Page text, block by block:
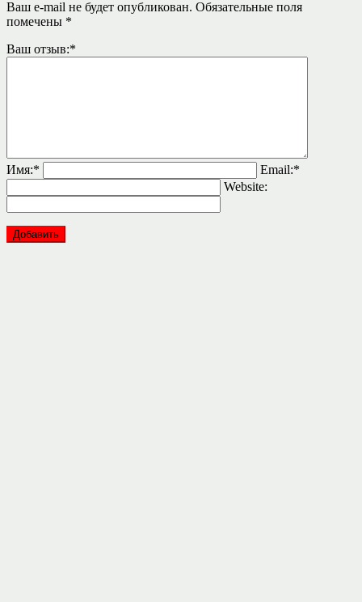
Ваш e-mail не будет опубликован. Обязательные поля
помечены *
Ваш отзыв:*
Имя:* Email:*
Website: